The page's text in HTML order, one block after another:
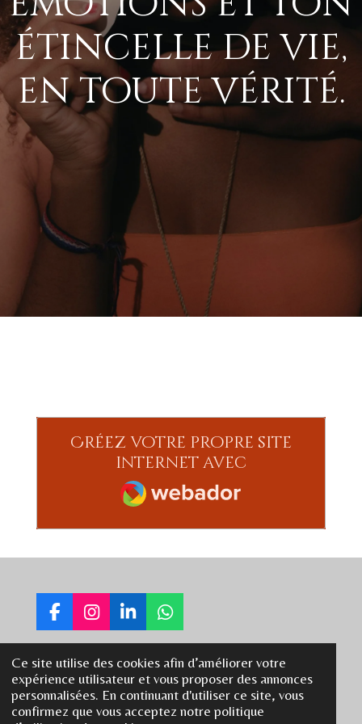
Ce site utilise des cookies afin d’améliorer votre
expérience utilisateur et vous proposer des annonces
personnalisées. En continuant d'utiliser ce site, vous
confirmez que vous acceptez notre politique
étincelle de vie,
en toute vérité.
Créez votre propre site
internet avec
Webador
F
a
e
b
o
o
I
n
t
a
g
r
L
i
k
e
d
I
W
h
t
s
A
p
rebelo.eve@gmail.com
+33781766792